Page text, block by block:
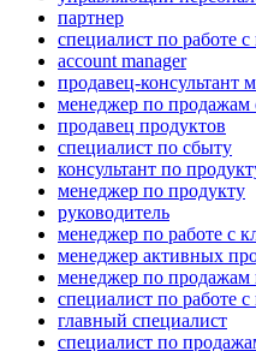
партнер
специалист по работе
account manager
продавец-консультант
менеджер по продажам
продавец продуктов
специалист по сбыту
консультант по
менеджер по продукту
руководитель
менеджер по работе с
менеджер активных
менеджер по продажам
специалист по работе
главный специалист
специалист по